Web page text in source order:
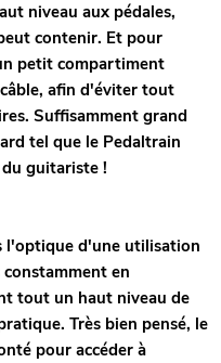
niveau aux pédales,
contenir. Et pour
petit compartiment
afin d'éviter tout
Suffisamment grand
tel que le Pedaltrain
guitariste !
l'optique d'une utilisation
en
tout un haut niveau de
Très bien pensé, le
pour accéder à